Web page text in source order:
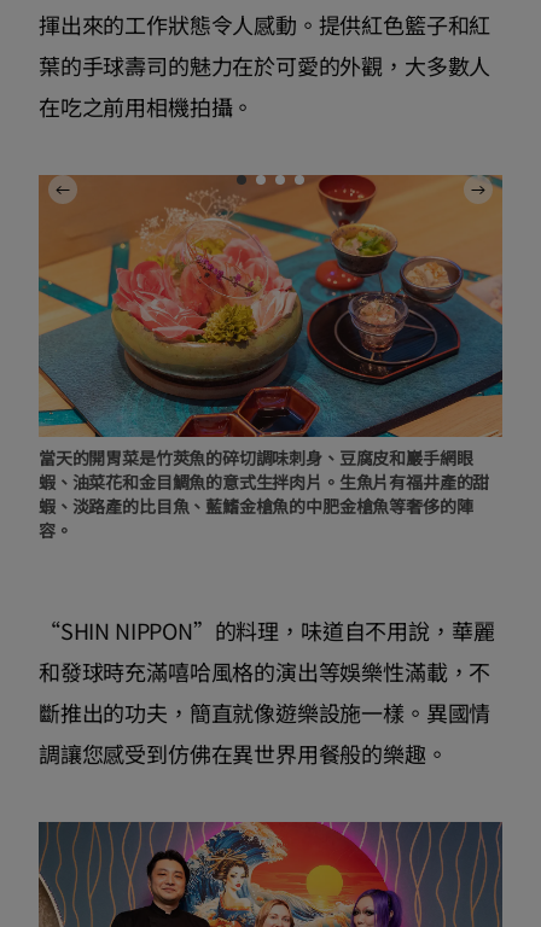
揮出來的工作狀態令人感動。提供紅色籃子和紅
葉的手球壽司的魅力在於可愛的外觀，大多數人
在吃之前用相機拍攝。
當天的開胃菜是竹莢魚的碎切調味刺身、豆腐皮和巖手網眼
蝦、油菜花和金目鯛魚的意式生拌肉片。生魚片有福井產的甜
蝦、淡路產的比目魚、藍鰭金槍魚的中肥金槍魚等奢侈的陣
容。
“SHIN NIPPON”的料理，味道自不用說，華麗
和發球時充滿嘻哈風格的演出等娛樂性滿載，不
斷推出的功夫，簡直就像遊樂設施一樣。異國情
調讓您感受到仿佛在異世界用餐般的樂趣。